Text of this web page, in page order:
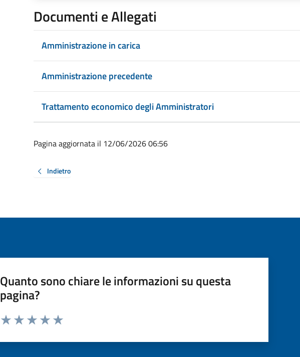
Documenti e Allegati
Amministrazione in carica
Amministrazione precedente
Trattamento economico degli Amministratori
Pagina aggiornata il 12/06/2026 06:56
Indietro
Quanto sono chiare le informazioni su questa
pagina?
Valuta da 1 a 5 stelle la pagina